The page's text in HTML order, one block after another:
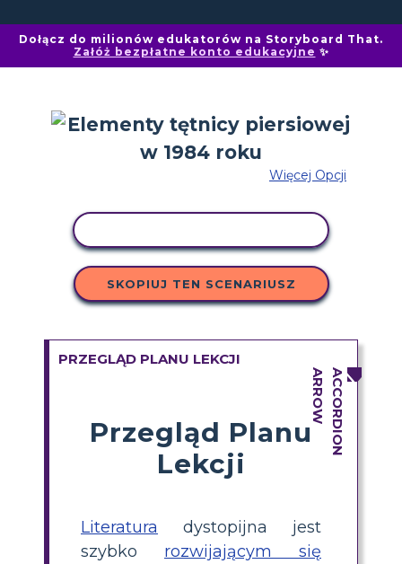
Dołącz do milionów edukatorów na Storyboard That.
Załóż bezpłatne konto edukacyjne ✨
Więcej Opcji
SKOPIUJ TEN SCENARIUSZ
PRZEGLĄD PLANU LEKCJI
Przegląd Planu
Lekcji
Literatura dystopijna jest
szybko rozwijającym się